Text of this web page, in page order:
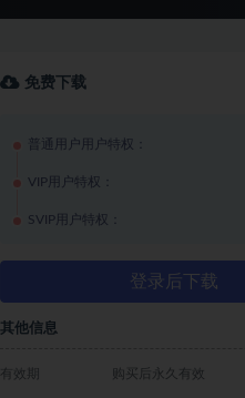
免费下载
普通用户用户特权：
VIP用户特权：
SVIP用户特权：
登录后下载
其他信息
有效期 购买后永久有效